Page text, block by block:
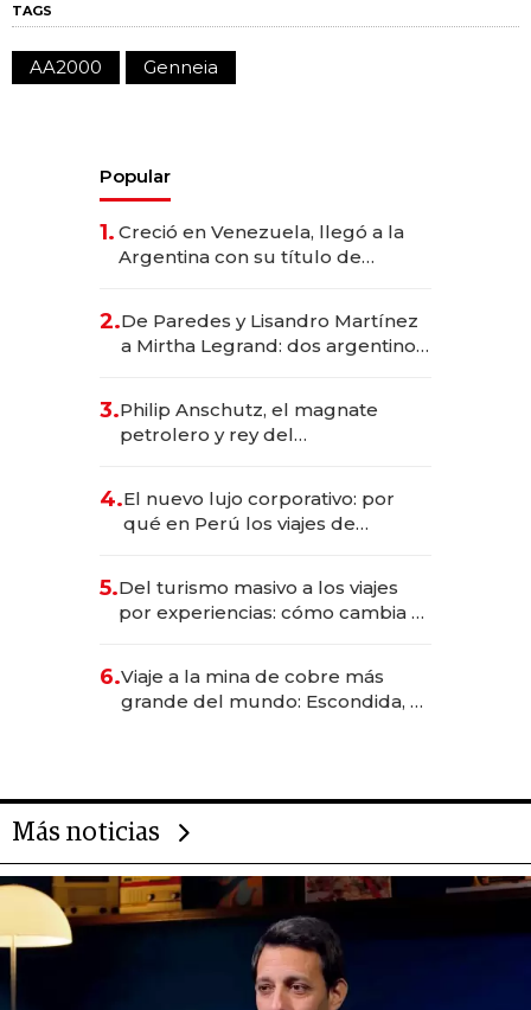
TAGS
AA2000 Genneia
Popular
1. Creció en Venezuela, llegó a la
Argentina con su título de
las marcas "fast premium"
2.De Paredes y Lisandro Martínez
a Mirtha Legrand: dos argentinos
3.Philip Anschutz, el magnate
petrolero y rey del
Fénix
4.El nuevo lujo corporativo: por
qué en Perú los viajes de
transformadoras
5.Del turismo masivo a los viajes
por experiencias: cómo cambia el
6.Viaje a la mina de cobre más
grande del mundo: Escondida, el
Más noticias